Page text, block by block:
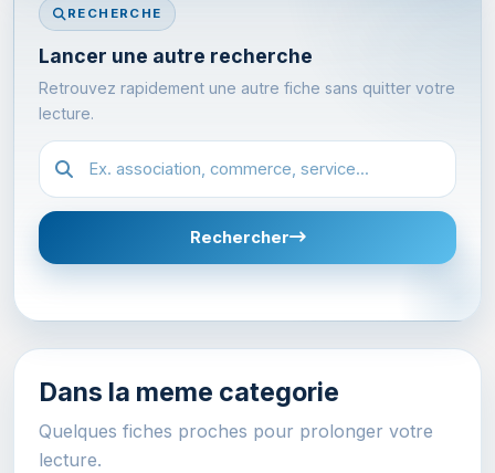
RECHERCHE
Lancer une autre recherche
Retrouvez rapidement une autre fiche sans quitter votre
lecture.
Recherche dans l'annuaire
Rechercher
Dans la meme categorie
Quelques fiches proches pour prolonger votre
lecture.